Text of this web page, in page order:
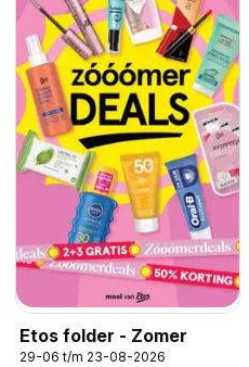
Etos folder - Zomer
29-06 t/m 23-08-2026